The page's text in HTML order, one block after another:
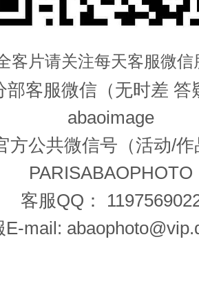
客片请关注每天客服微信
部客服微信（无时差 答
abaoimage
方公共微信号（活动/作
PARISABAOPHOTO
客服QQ：
E-mail: